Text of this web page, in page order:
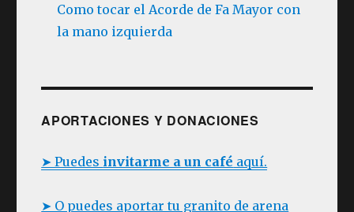
Como tocar el Acorde de Fa Mayor con
la mano izquierda
APORTACIONES Y DONACIONES
➤ Puedes invitarme a un café aquí.
➤ O puedes aportar tu granito de arena